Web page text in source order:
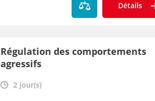
Détails
Régulation des comportements
agressifs
2 jour(s)